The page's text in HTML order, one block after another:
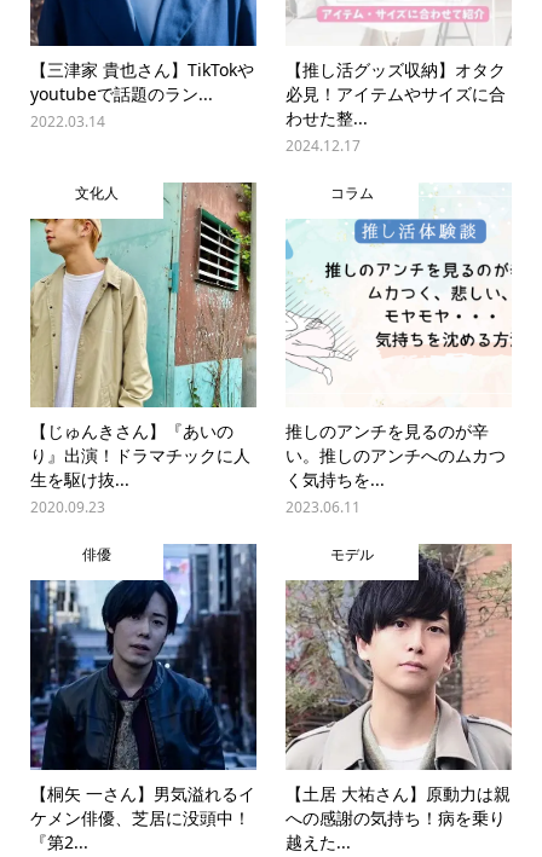
【三津家 貴也さん】TikTokや
youtubeで話題のラン...
2022.03.14
【推し活グッズ収納】オタク
必見！アイテムやサイズに合
わせた整...
2024.12.17
文化人
【じゅんきさん】『あいの
り』出演！ドラマチックに人
生を駆け抜...
2020.09.23
コラム
推しのアンチを見るのが辛
い。推しのアンチへのムカつ
く気持ちを...
2023.06.11
俳優
【桐矢 一さん】男気溢れるイ
ケメン俳優、芝居に没頭中！
『第2...
モデル
【土居 大祐さん】原動力は親
への感謝の気持ち！病を乗り
越えた...